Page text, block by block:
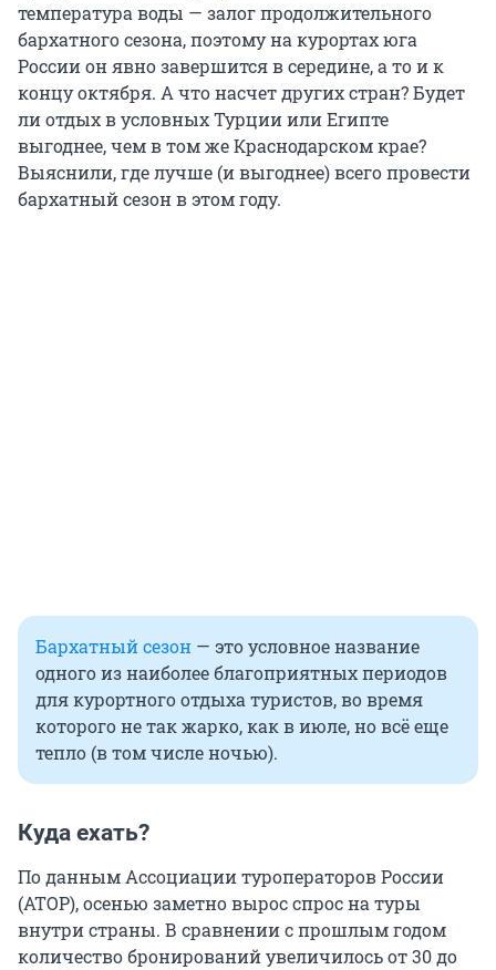
температура воды — залог продолжительного
бархатного сезона, поэтому на курортах юга
России он явно завершится в середине, а то и к
концу октября. А что насчет других стран? Будет
ли отдых в условных Турции или Египте
выгоднее, чем в том же Краснодарском крае?
Выяснили, где лучше (и выгоднее) всего провести
бархатный сезон в этом году.
Бархатный сезон — это условное название
одного из наиболее благоприятных периодов
для курортного отдыха туристов, во время
которого не так жарко, как в июле, но всё еще
тепло (в том числе ночью).
Куда ехать?
По данным Ассоциации туроператоров России
(АТОР), осенью заметно вырос спрос на туры
внутри страны. В сравнении с прошлым годом
количество бронирований увеличилось от 30 до